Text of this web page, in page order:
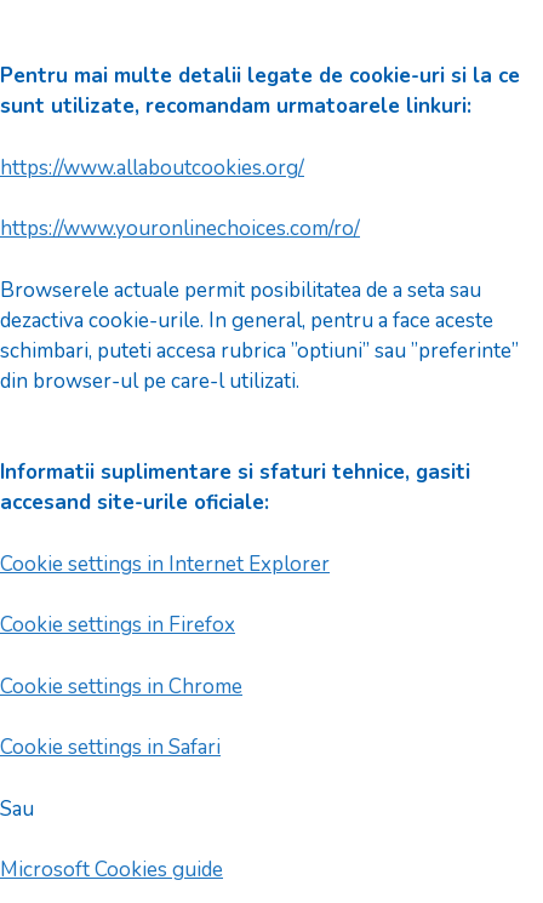
Pentru mai multe detalii legate de cookie-uri si la ce
sunt utilizate, recomandam urmatoarele linkuri:
https://www.allaboutcookies.org/
https://www.youronlinechoices.com/ro/
Browserele actuale permit posibilitatea de a seta sau
dezactiva cookie-urile. In general, pentru a face aceste
schimbari, puteti accesa rubrica ”optiuni” sau ”preferinte”
din browser-ul pe care-l utilizati.
Informatii suplimentare si sfaturi tehnice, gasiti
accesand site-urile oficiale:
Cookie settings in Internet Explorer
Cookie settings in Firefox
Cookie settings in Chrome
Cookie settings in Safari
Sau
Microsoft Cookies guide